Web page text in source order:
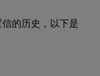
的历史，以下是